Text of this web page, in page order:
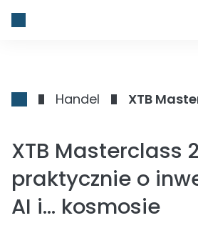
Handel XTB
XTB Masterclass
praktycznie o
AI i… kosmosie